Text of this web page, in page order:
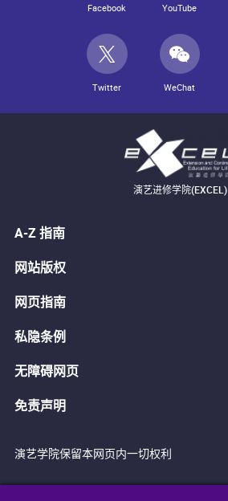
Facebook YouTube
Twitter WeChat
演艺进修学院(EXCEL)
A-Z 指南
网站版权
网页指南
私隐条例
无障碍网页
免责声明
演艺学院保留本网页内一切权利